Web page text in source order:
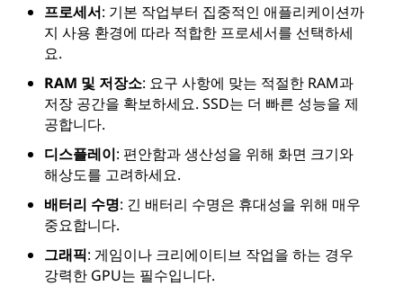
프로세서: 기본 작업부터 집중적인 애플리케이션까
지 사용 환경에 따라 적합한 프로세서를 선택하세
요.
RAM 및 저장소: 요구 사항에 맞는 적절한 RAM과
저장 공간을 확보하세요. SSD는 더 빠른 성능을 제
공합니다.
디스플레이: 편안함과 생산성을 위해 화면 크기와
해상도를 고려하세요.
배터리 수명: 긴 배터리 수명은 휴대성을 위해 매우
중요합니다.
그래픽: 게임이나 크리에이티브 작업을 하는 경우
강력한 GPU는 필수입니다.